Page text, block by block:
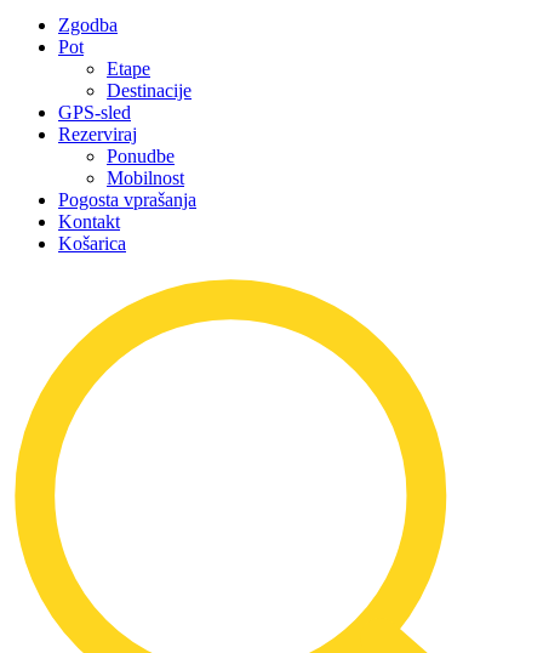
Zgodba
Pot
Etape
Destinacije
GPS-sled
Rezerviraj
Ponudbe
Mobilnost
Pogosta vprašanja
Kontakt
Košarica